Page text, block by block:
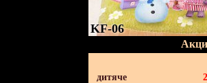
KF-06
дитяче